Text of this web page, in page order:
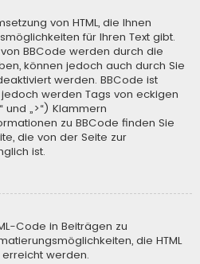
von HTML, die Ihnen
für Ihren Text gibt.
BBCode werden durch die
können jedoch auch durch Sie
werden. BBCode ist
jedoch werden Tags von eckigen
und „>“) Klammern
zu BBCode finden Sie
die von der Seite zur
ist.
Code in Beiträgen zu
die HTML
werden.